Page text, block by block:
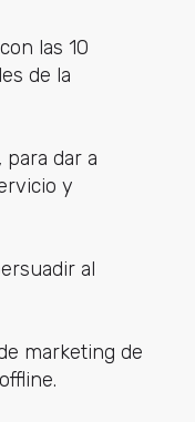
las 10
de la
dar a
y
al
marketing de